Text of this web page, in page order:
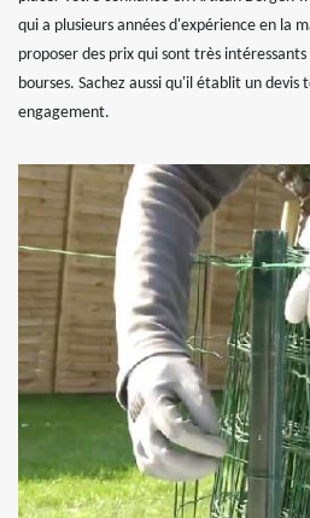
qui a plusieurs années d'expérience en la
proposer des prix qui sont très
bourses. Sachez aussi qu'il établit un
engagement.